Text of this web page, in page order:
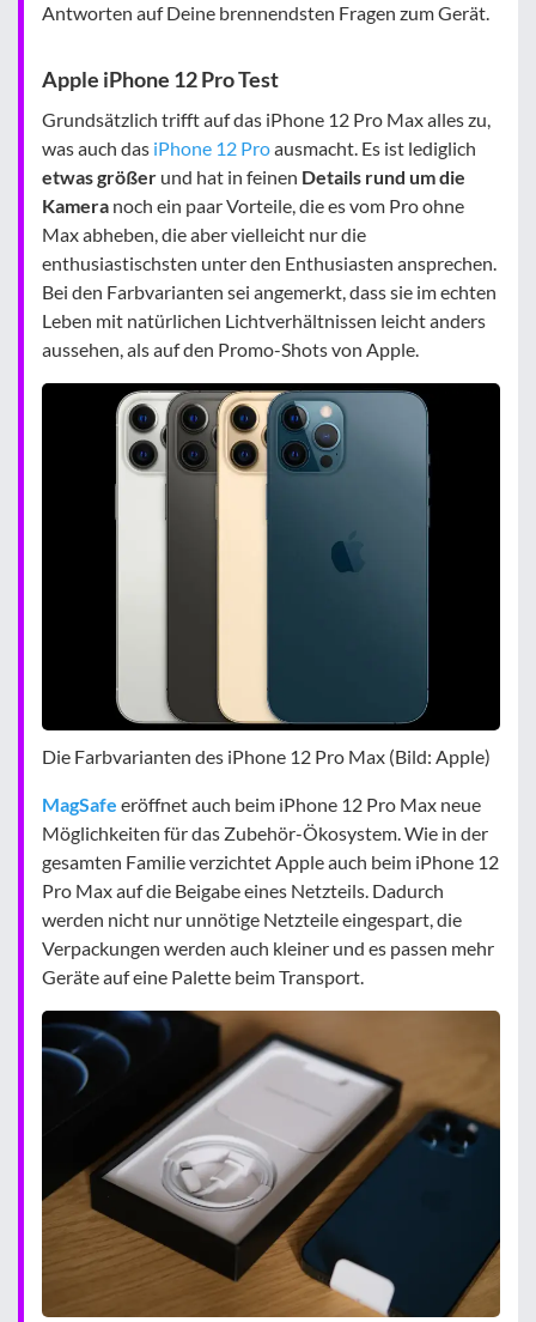
Antworten auf Deine brennendsten Fragen zum Gerät.
Apple iPhone 12 Pro Test
Grundsätzlich trifft auf das iPhone 12 Pro Max alles zu,
was auch das iPhone 12 Proausmacht. Es ist lediglich
etwas größer und hat in feinen Details rund um die
Kamera noch ein paar Vorteile, die es vom Pro ohne
Max abheben, die aber vielleicht nur die
enthusiastischsten unter den Enthusiasten ansprechen.
Bei den Farbvarianten sei angemerkt, dass sie im echten
Leben mit natürlichen Lichtverhältnissen leicht anders
aussehen, als auf den Promo-Shots von Apple.
Die Farbvarianten des iPhone 12 Pro Max (Bild: Apple)
MagSafe eröffnet auch beim iPhone 12 Pro Max neue
Möglichkeiten für das Zubehör-Ökosystem. Wie in der
gesamten Familie verzichtet Apple auch beim iPhone 12
Pro Max auf die Beigabe eines Netzteils. Dadurch
werden nicht nur unnötige Netzteile eingespart, die
Verpackungen werden auch kleiner und es passen mehr
Geräte auf eine Palette beim Transport.